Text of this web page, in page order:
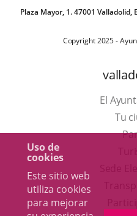
Uso de
cookies
Este sitio web
utiliza cookies
para mejorar
Plaza Mayor, 1. 47001 Valladolid,
Copyright 2025 -
El
Tu